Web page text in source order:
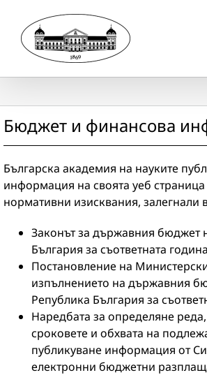
content
Бюджет и финансова
Българска академия на науките
информация на своята уеб
нормативни изисквания, залегнали
Законът за държавния бюджет
България за съответната
Постановление на
изпълнението на държавния
Република България за
Наредбата за определяне
сроковете и обхвата на
публикуване информация от
електронни бюджетни